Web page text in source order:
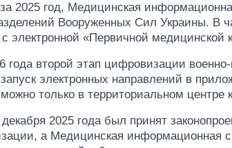
2025 год, Медицинская
Вооруженных Сил Украины. В
электронной «Первичной медицинской
года второй этап цифровизации
электронных направлений в
только в территориальном центре
2025 года был принят
а Медицинская информационная